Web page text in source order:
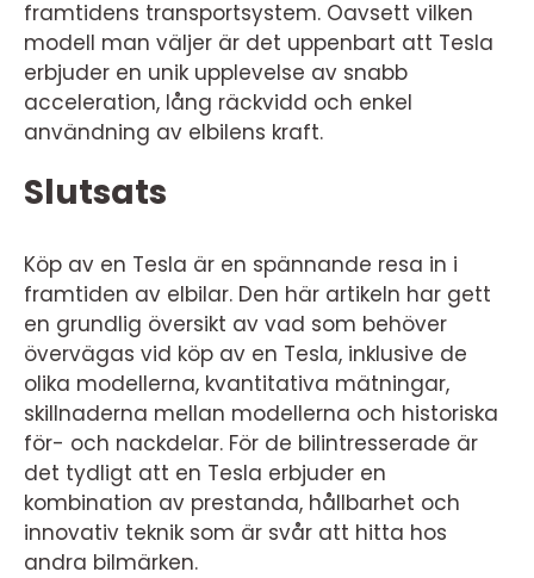
framtidens transportsystem. Oavsett vilken
modell man väljer är det uppenbart att Tesla
erbjuder en unik upplevelse av snabb
acceleration, lång räckvidd och enkel
användning av elbilens kraft.
Slutsats
Köp av en Tesla är en spännande resa in i
framtiden av elbilar. Den här artikeln har gett
en grundlig översikt av vad som behöver
övervägas vid köp av en Tesla, inklusive de
olika modellerna, kvantitativa mätningar,
skillnaderna mellan modellerna och historiska
för- och nackdelar. För de bilintresserade är
det tydligt att en Tesla erbjuder en
kombination av prestanda, hållbarhet och
innovativ teknik som är svår att hitta hos
andra bilmärken.